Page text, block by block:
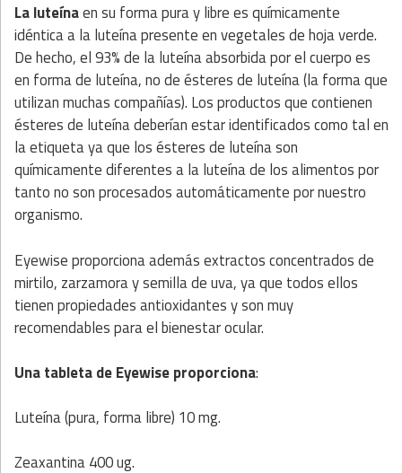
La luteínaen su forma pura y libre es químicamente
idéntica a la luteína presente en vegetales de hoja verde.
De hecho, el 93% de la luteína absorbida por el cuerpo es
en forma de luteína, no de ésteres de luteína (la forma que
utilizan muchas compañías). Los productos que contienen
ésteres de luteína deberían estar identificados como tal en
la etiqueta ya que los ésteres de luteína son
químicamente diferentes a la luteína de los alimentos por
tanto no son procesados automáticamente por nuestro
organismo.
Eyewise proporciona además extractos concentrados de
mirtilo, zarzamora y semilla de uva, ya que todos ellos
tienen propiedades antioxidantes y son muy
recomendables para el bienestar ocular.
Una tableta de Eyewise proporciona:
Luteína (pura, forma libre) 10 mg.
Zeaxantina 400 ug.